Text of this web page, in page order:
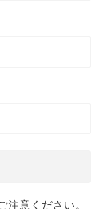
意ください。